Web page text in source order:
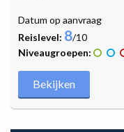
Datum op aanvraag
Reislevel: 8/10
Niveaugroepen:
Bekijken